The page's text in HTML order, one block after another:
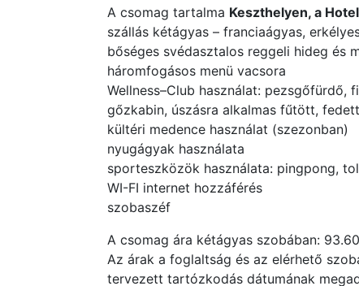
A csomag tartalma Keszthelyen, a
szállás kétágyas – franciaágyas,
bőséges svédasztalos reggeli hideg és
háromfogásos menü vacsora
Wellness–Club használat: pezsgőfürdő,
gőzkabin, úszásra alkalmas fűtött,
kültéri medence használat (szezonban)
nyugágyak használata
sporteszközök használata: pingpong,
WI-FI internet hozzáférés
szobaszéf
A csomag ára kétágyas szobában:
Az árak a foglaltság és az elérhető
tervezett tartózkodás dátumának